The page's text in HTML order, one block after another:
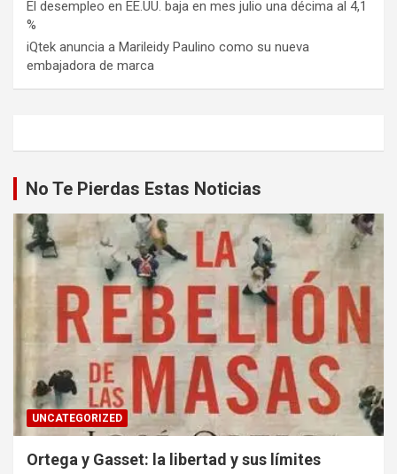
El desempleo en EE.UU. baja en mes julio una décima al 4,1
%
iQtek anuncia a Marileidy Paulino como su nueva
embajadora de marca
No Te Pierdas Estas Noticias
UNCATEGORIZED
Ortega y Gasset: la libertad y sus límites